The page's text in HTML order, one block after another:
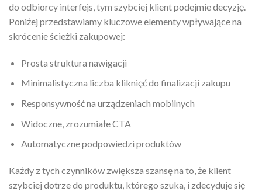
do odbiorcy interfejs, tym szybciej klient podejmie decyzję.
Poniżej przedstawiamy kluczowe elementy wpływające na
skrócenie ścieżki zakupowej:
Prosta struktura nawigacji
Minimalistyczna liczba kliknięć do finalizacji zakupu
Responsywność na urządzeniach mobilnych
Widoczne, zrozumiałe CTA
Automatyczne podpowiedzi produktów
Każdy z tych czynników zwiększa szansę na to, że klient
szybciej dotrze do produktu, którego szuka, i zdecyduje się